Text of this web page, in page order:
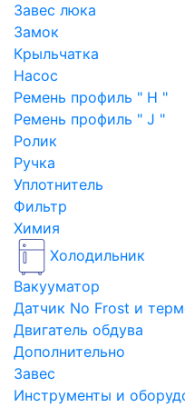
Завес люка
Замок
Крыльчатка
Насос
Ремень профиль " H "
Ремень профиль " J "
Ролик
Ручка
Уплотнитель
Фильтр
Химия
Холодильник
Вакууматор
Датчик No Frost и
Двигатель обдува
Дополнительно
Завес
Инструменты и